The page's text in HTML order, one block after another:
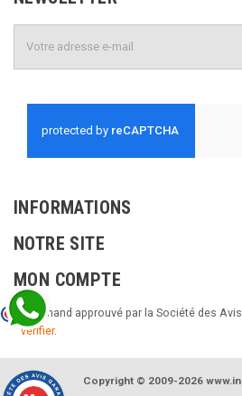
INFORMATIONS
NOTRE SITE
MON COMPTE
Marchand approuvé par la Société des Avis
vérifier.
Copyright © 2009-2026